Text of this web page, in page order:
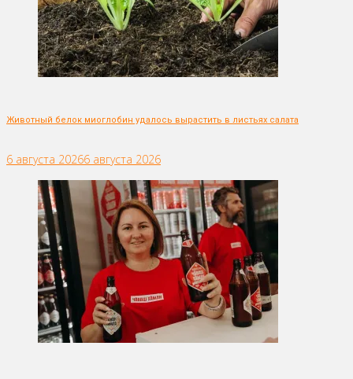
Животный белок миоглобин удалось вырастить в листьях салата
6 августа 20266 августа 2026